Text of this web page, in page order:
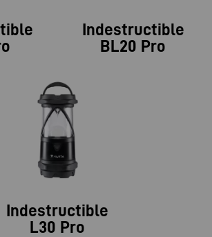
Indestructible
BL20 Pro
Indestructible
L30 Pro